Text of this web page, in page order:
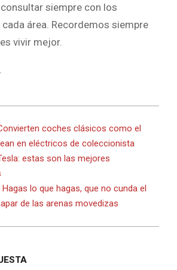
siempre con los
área. Recordemos siempre
vivir mejor.
coches clásicos como el
en eléctricos de coleccionista
estas son las mejores
Hagas lo que hagas, que no cunda el
de las arenas movedizas